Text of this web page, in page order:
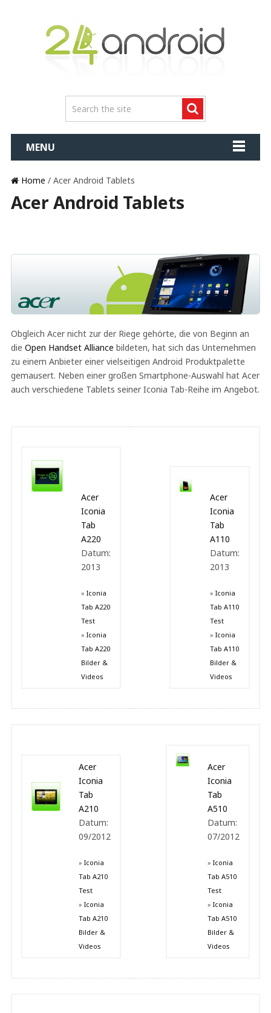
MENU
Home / Acer Android Tablets
Acer Android Tablets
Obgleich Acer nicht zur der Riege gehörte, die von Beginn an
die Open Handset Alliance bildeten, hat sich das Unternehmen
zu einem Anbieter einer vielseitigen Android Produktpalette
gemausert. Neben einer großen Smartphone-Auswahl hat Acer
auch verschiedene Tablets seiner Iconia Tab-Reihe im Angebot.
Acer
Iconia
Tab
A220
Datum:
2013
» Iconia
Tab A220
Test
» Iconia
Tab A220
Bilder &
Videos
Acer
Iconia
Tab
A110
Datum:
2013
» Iconia
Tab A110
Test
» Iconia
Tab A110
Bilder &
Videos
Acer
Iconia
Tab
A210
Datum:
09/2012
» Iconia
Tab A210
Test
» Iconia
Tab A210
Bilder &
Videos
Acer
Iconia
Tab
A510
Datum:
07/2012
» Iconia
Tab A510
Test
» Iconia
Tab A510
Bilder &
Videos